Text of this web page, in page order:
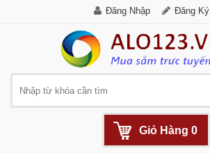
Đăng Nhập Đăng Ký
Giỏ Hàng 0